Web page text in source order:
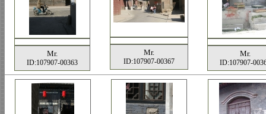
Mr.
ID:107907-00363
Mr.
ID:107907-00367
Mr.
ID:107907-